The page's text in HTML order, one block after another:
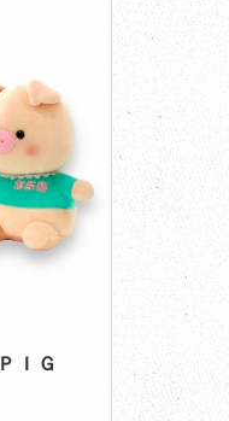
ＩＧ